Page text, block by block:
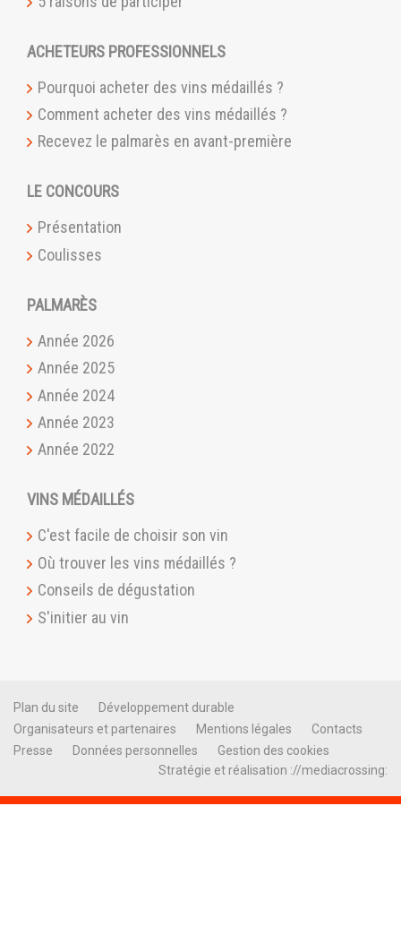
ACHETEURS PROFESSIONNELS
Pourquoi acheter des vins médaillés ?
Comment acheter des vins médaillés ?
Recevez le palmarès en avant-première
LE CONCOURS
Présentation
Coulisses
PALMARÈS
Année 2026
Année 2025
Année 2024
Année 2023
Année 2022
VINS MÉDAILLÉS
C'est facile de choisir son vin
Où trouver les vins médaillés ?
Conseils de dégustation
S'initier au vin
Plan du site
Développement durable
Organisateurs et partenaires
Mentions légales
Contacts
Presse
Données personnelles
Gestion des cookies
Stratégie et réalisation ://mediacrossing: